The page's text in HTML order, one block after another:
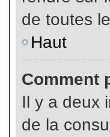
de toutes
Haut
Comment
Il y a deux
de la